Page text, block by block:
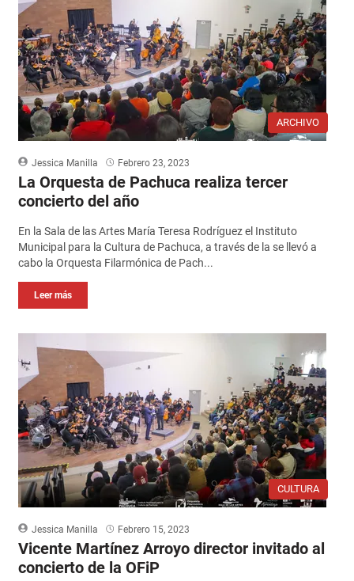
ARCHIVO
Jessica Manilla Febrero 23, 2023
La Orquesta de Pachuca realiza tercer
concierto del año
En la Sala de las Artes María Teresa Rodríguez el Instituto
Municipal para la Cultura de Pachuca, a través de la se llevó a
cabo la Orquesta Filarmónica de Pach...
Leer más
CULTURA
Jessica Manilla Febrero 15, 2023
Vicente Martínez Arroyo director invitado al
concierto de la OFiP